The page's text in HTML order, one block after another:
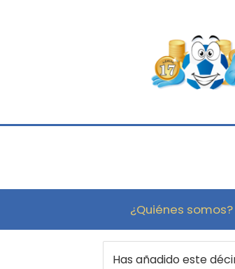
¿Quiénes somos?
Has añadido este